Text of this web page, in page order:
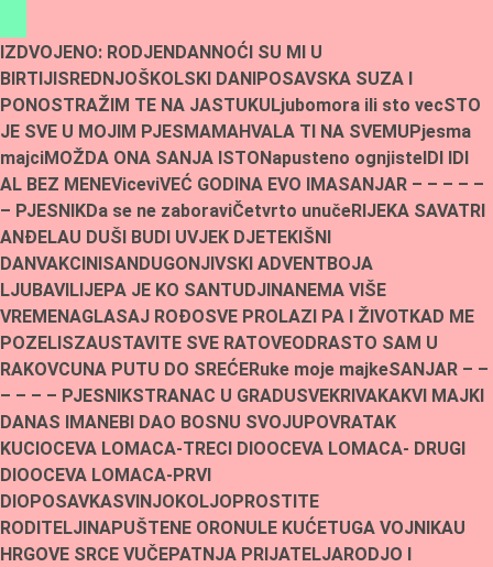
IZDVOJENO: RODJENDANNOĆI SU MI U
BIRTIJISREDNJOŠKOLSKI DANIPOSAVSKA SUZA I
PONOSTRAŽIM TE NA JASTUKULjubomora ili sto vecSTO
JE SVE U MOJIM PJESMAMAHVALA TI NA SVEMUPjesma
majciMOŽDA ONA SANJA ISTONapusteno ognjisteIDI IDI
AL BEZ MENEViceviVEĆ GODINA EVO IMASANJAR – – – – –
– PJESNIKDa se ne zaboraviČetvrto unučeRIJEKA SAVATRI
ANĐELAU DUŠI BUDI UVJEK DJETEKIŠNI
DANVAKCINISANDUGONJIVSKI ADVENTBOJA
LJUBAVILIJEPA JE KO SANTUDJINANEMA VIŠE
VREMENAGLASAJ ROĐOSVE PROLAZI PA I ŽIVOTKAD ME
POZELISZAUSTAVITE SVE RATOVEODRASTO SAM U
RAKOVCUNA PUTU DO SREĆERuke moje majkeSANJAR – –
– – – – PJESNIKSTRANAC U GRADUSVEKRIVAKAKVI MAJKI
DANAS IMANEBI DAO BOSNU SVOJUPOVRATAK
KUCIOCEVA LOMACA-TRECI DIOOCEVA LOMACA- DRUGI
DIOOCEVA LOMACA-PRVI
DIOPOSAVKASVINJOKOLJOPROSTITE
RODITELJINAPUŠTENE ORONULE KUĆETUGA VOJNIKAU
HRGOVE SRCE VUČEPATNJA PRIJATELJARODJO I